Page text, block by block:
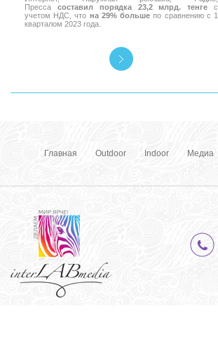
Пресса составил порядка 23,2 млрд. тенге с
учетом НДС, что на 29% больше по сравнению с 1
кварталом 2023 года.
Главная Outdoor Indoor Медиа